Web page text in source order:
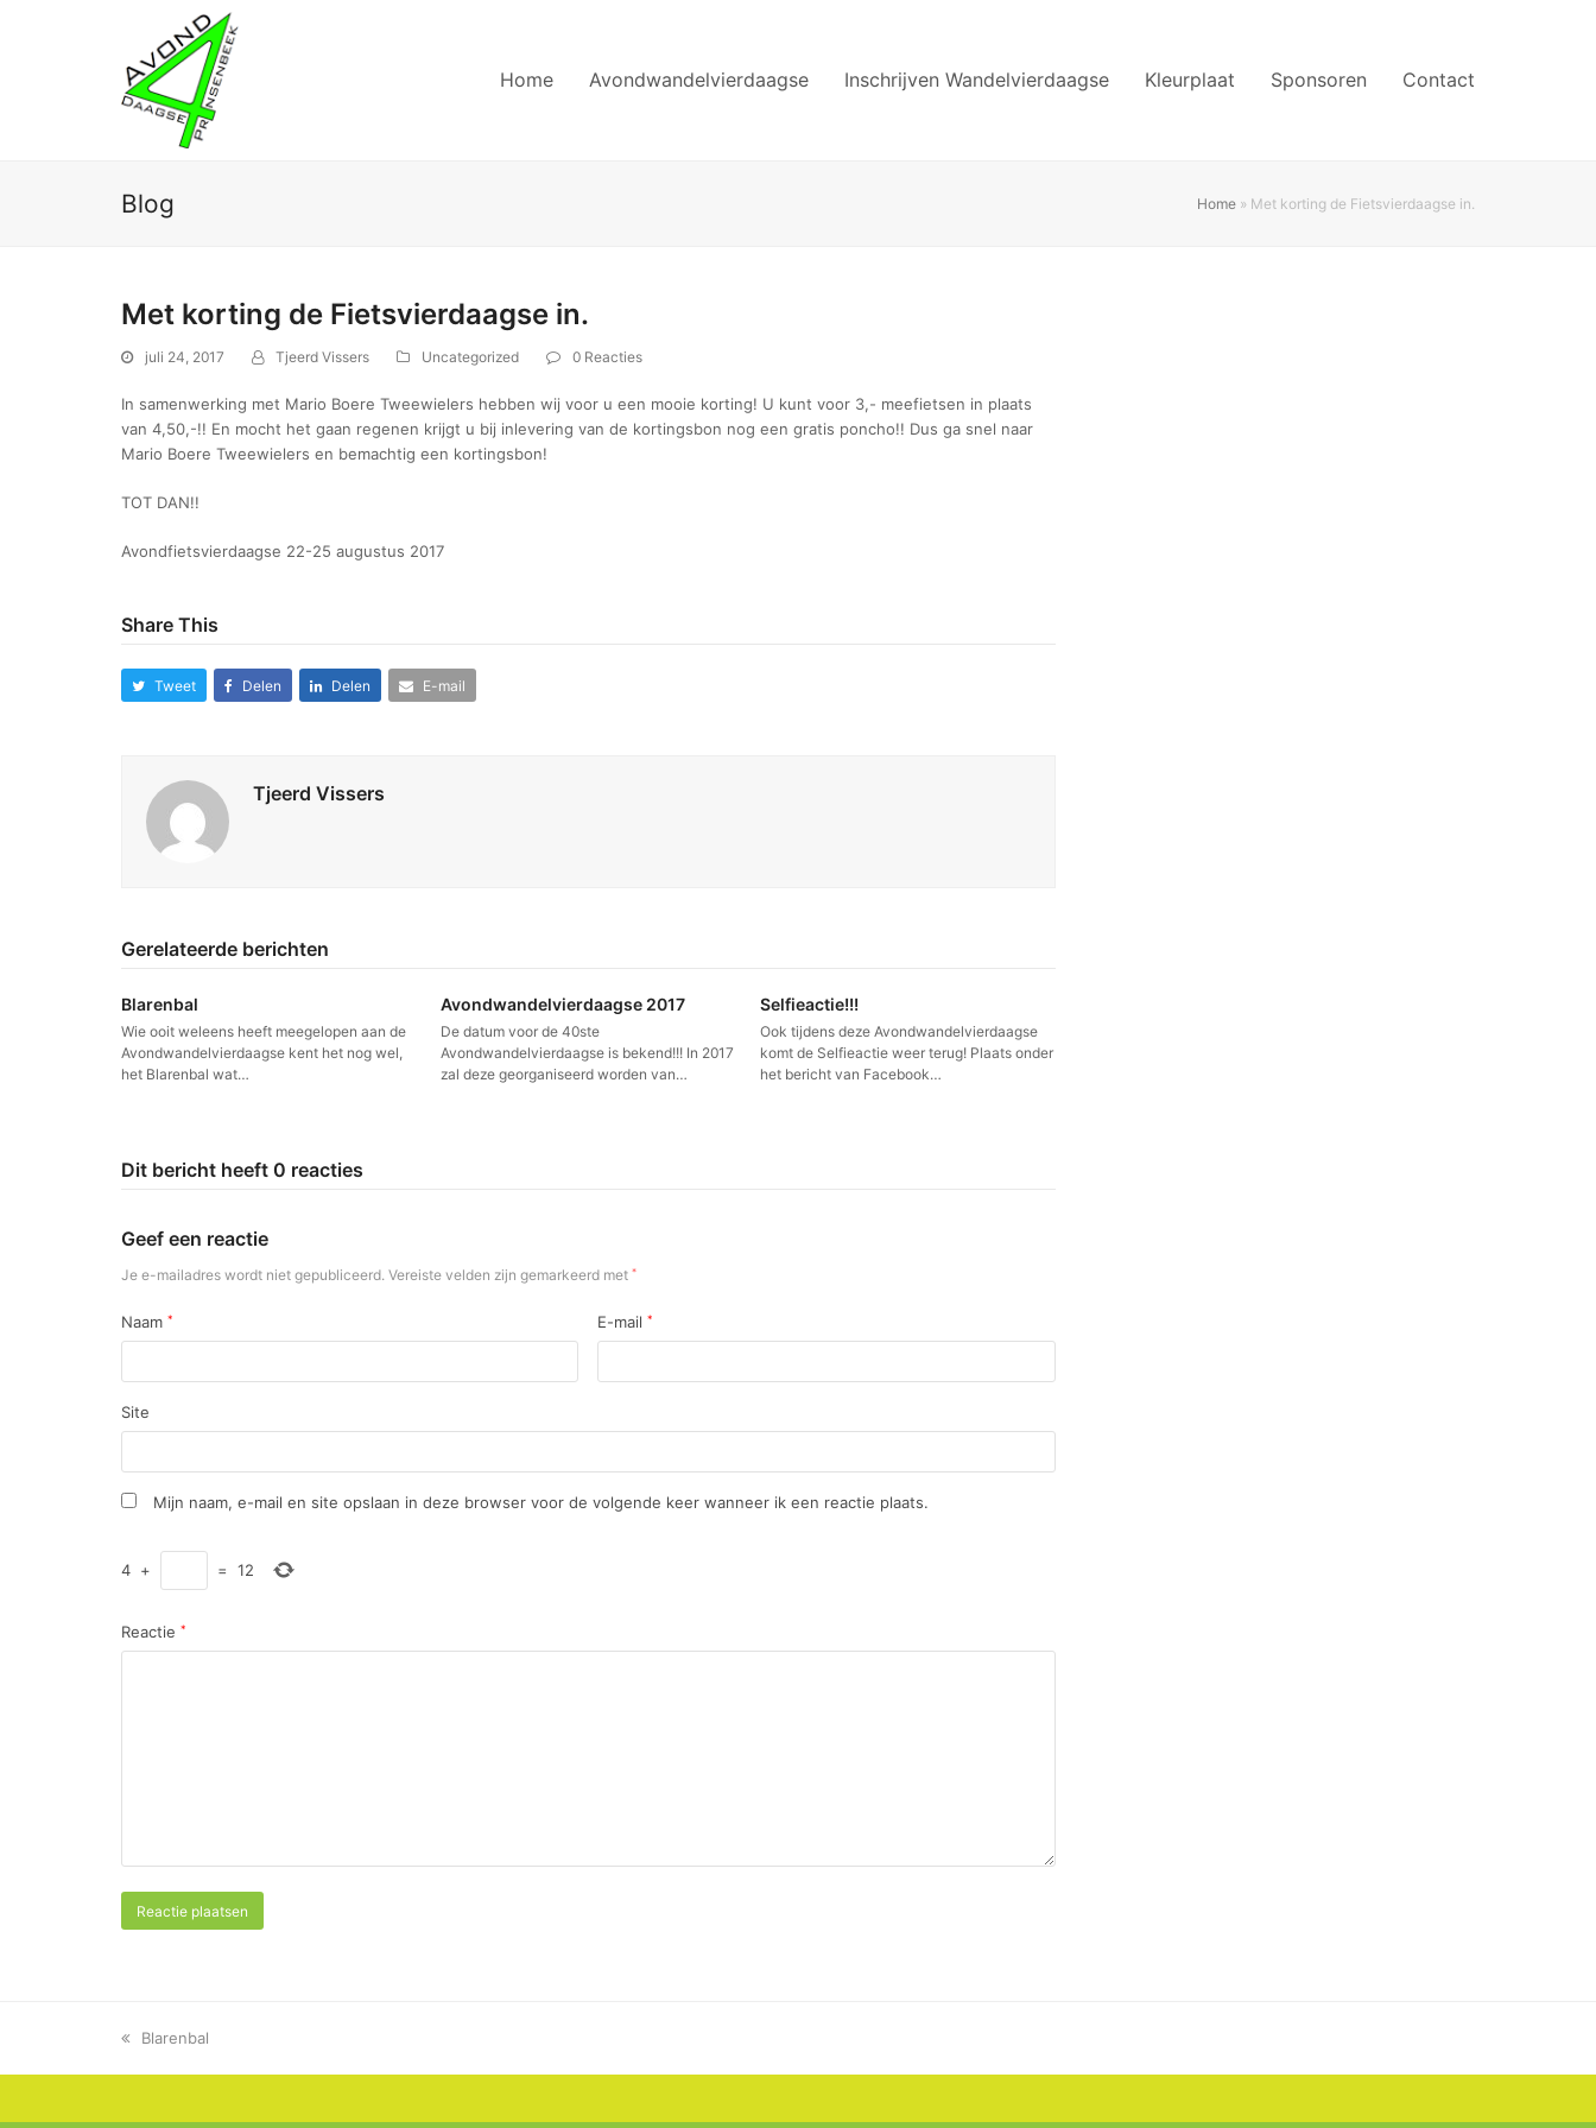
Home Avondwandelvierdaagse Inschrijven Wandelvierdaagse Kleurplaat Sponsoren Contact
Blog Home » Met korting de Fietsvierdaagse in.
Met korting de Fietsvierdaagse in.
juli 24, 2017 Tjeerd Vissers Uncategorized 0 Reacties
In samenwerking met Mario Boere Tweewielers hebben wij voor u een mooie korting! U kunt voor 3,- meefietsen in plaats
van 4,50,-!! En mocht het gaan regenen krijgt u bij inlevering van de kortingsbon nog een gratis poncho!! Dus ga snel naar
Mario Boere Tweewielers en bemachtig een kortingsbon!
TOT DAN!!
Avondfietsvierdaagse 22-25 augustus 2017
Share This
Tweet Delen Delen E-mail
Tjeerd Vissers
Gerelateerde berichten
Blarenbal
Wie ooit weleens heeft meegelopen aan de
Avondwandelvierdaagse kent het nog wel,
het Blarenbal wat…
Avondwandelvierdaagse 2017
De datum voor de 40ste
Avondwandelvierdaagse is bekend!!! In 2017
zal deze georganiseerd worden van…
Selfieactie!!!
Ook tijdens deze Avondwandelvierdaagse
komt de Selfieactie weer terug! Plaats onder
het bericht van Facebook…
Dit bericht heeft 0 reacties
Geef een reactie
Je e-mailadres wordt niet gepubliceerd. Vereiste velden zijn gemarkeerd met *
Naam * E-mail*
Site
Mijn naam, e-mail en site opslaan in deze browser voor de volgende keer wanneer ik een reactie plaats.
4 + = 12
Reactie *
previous
Blarenbal